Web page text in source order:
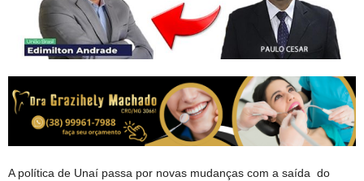
A política de Unaí passa por novas mudanças com a saída do